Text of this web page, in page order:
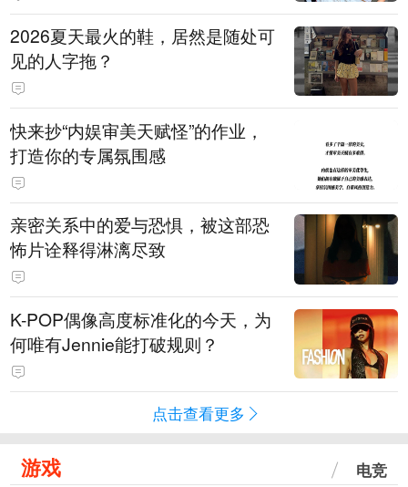
2026夏天最火的鞋，居然是随处可
见的人字拖？
快来抄“内娱审美天赋怪”的作业，
打造你的专属氛围感
亲密关系中的爱与恐惧，被这部恐
怖片诠释得淋漓尽致
K-POP偶像高度标准化的今天，为
何唯有Jennie能打破规则？
点击查看更多
游戏 电竞